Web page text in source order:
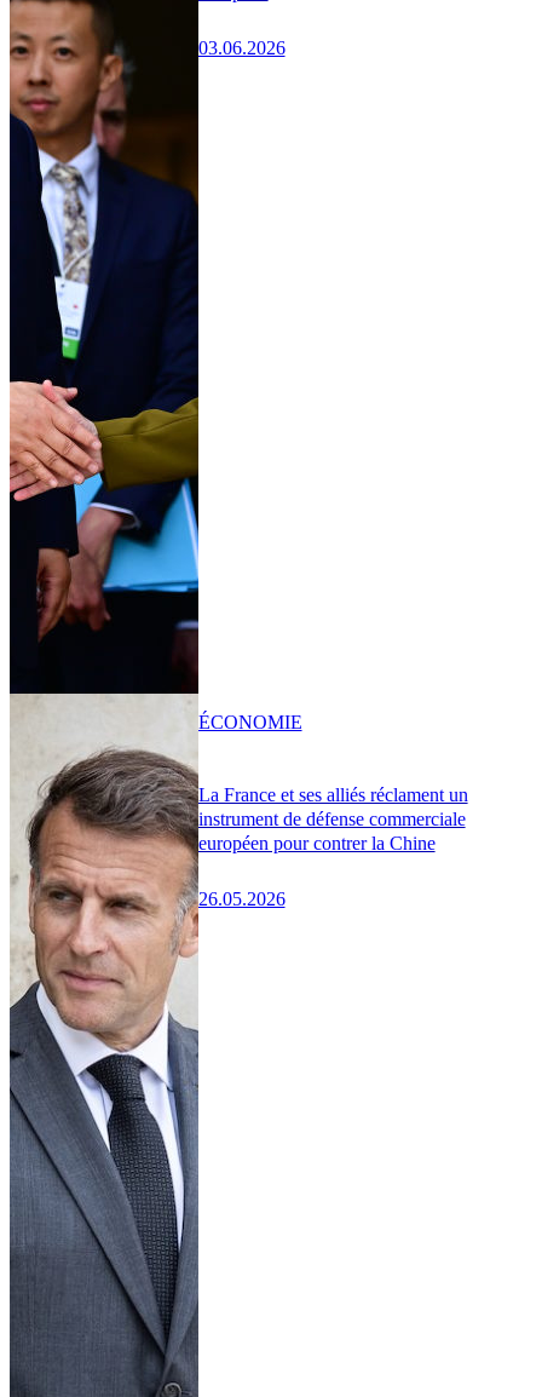
03.06.2026
La France et ses alliés réclament un
instrument de défense commerciale
européen pour contrer la Chine
26.05.2026
ÉCONOMIE